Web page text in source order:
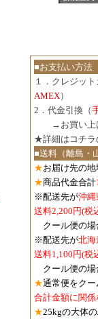
■お支払い方法
１．クレジッ
AMEX）
2．代金引換（
→お買い上
★詳細は コチ
■送料（離島・
★お届け先の
★商品代金合計
※配送先が沖縄
送料2,200円(税
クール便の場
※配送先が北海
送料1,100円(税
クール便の場
★通常便をク
合計金額に関係
★25kgの大体